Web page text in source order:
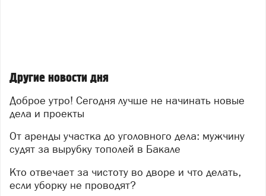
фигурант арендовал в Бакале земельный участок под
строительство магазина-склада. Чтобы обустроить
удобный подъездной путь к будущему коммерческому
объекту, подозреваемый организовал вырубку
деревьев.
В настоящее время расследование завершено.
Уголовное дело с утвержденным прокурором
обвинительным заключением направлено в
Другие новости дня
Доброе утро! Сегодня лучше не начинать новые
дела и проекты
От аренды участка до уголовного дела: мужчину
судят за вырубку тополей в Бакале
Кто отвечает за чистоту во дворе и что делать,
если уборку не проводят?